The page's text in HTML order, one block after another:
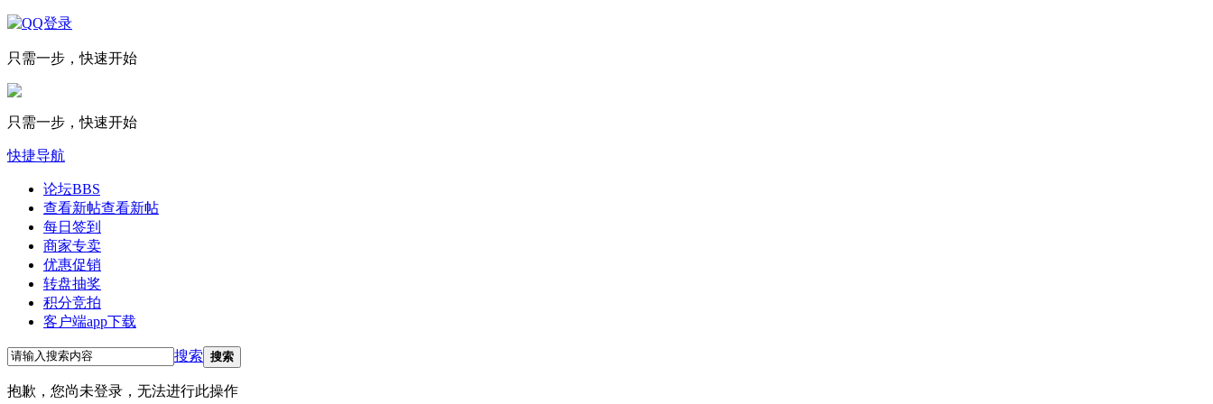
只需一步，快速开始
只需一步，快速开始
快捷导航
论坛BBS
查看新帖查看新帖
每日签到
商家专卖
优惠促销
转盘抽奖
积分竞拍
客户端app下载
搜索 搜索
抱歉，您尚未登录，无法进行此操作